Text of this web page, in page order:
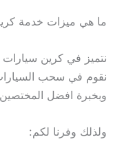
ما هي ميزات خدمة
نتميز في كرين سيارات
نقوم في سحب
وبخبرة افضل المختصين
ولذلك وفرنا لكم: